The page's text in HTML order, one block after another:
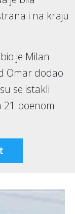
i na kraju
je Milan
Omar dodao
se istakli
21 poenom.